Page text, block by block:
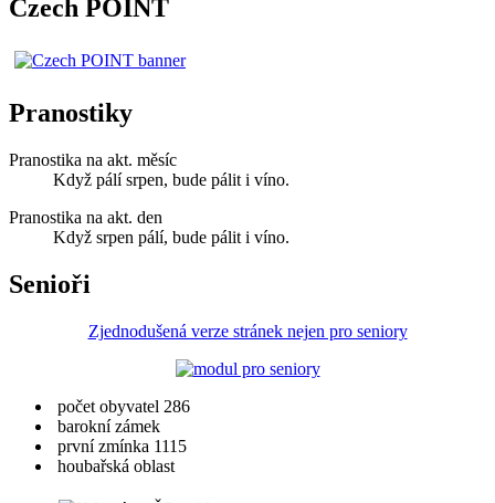
Czech POINT
Pranostiky
Pranostika na akt. měsíc
Když pálí srpen, bude pálit i víno.
Pranostika na akt. den
Když srpen pálí, bude pálit i víno.
Senioři
Zjednodušená verze stránek nejen pro seniory
počet obyvatel 286
barokní zámek
první zmínka 1115
houbařská oblast